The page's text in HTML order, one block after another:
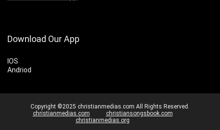
Download Our App
IOS
Andriod
Copyright ©2025 christianmedias.com All Rights Reserved.
christianmedias.com
christiansongsbook.com
christianmedias.org